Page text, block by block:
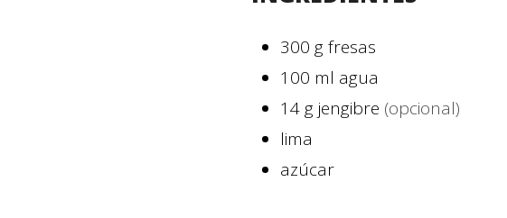
300 g fresas
100 ml agua
14 g jengibre (opcional)
lima
azúcar